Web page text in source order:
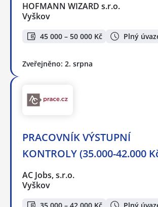
HOFMANN WIZARD s.r.o.
Vyškov
45 000 – 50 000 Kč Plný
Zveřejněno: 2. srpna
PRACOVNÍK VÝSTUPNÍ
KONTROLY (35.000-42.000
AC Jobs, s.r.o.
Vyškov
35 000 – 42 000 Kč
Plný